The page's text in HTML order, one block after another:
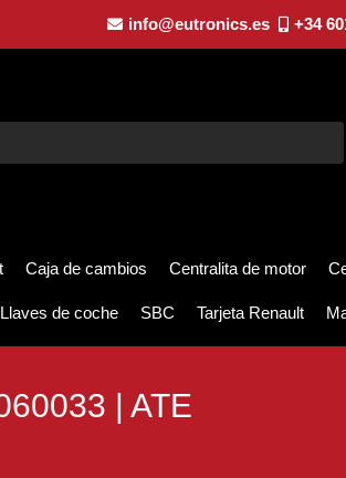
info@eutronics.es +34
Caja de cambios Centralita de motor
Llaves de coche SBC Tarjeta Renault
| ATE